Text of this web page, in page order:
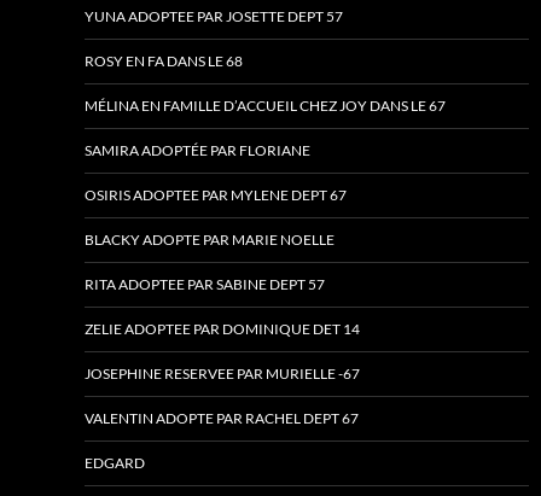
YUNA ADOPTEE PAR JOSETTE DEPT 57
ROSY EN FA DANS LE 68
MÉLINA EN FAMILLE D’ACCUEIL CHEZ JOY DANS LE 67
SAMIRA ADOPTÉE PAR FLORIANE
OSIRIS ADOPTEE PAR MYLENE DEPT 67
BLACKY ADOPTE PAR MARIE NOELLE
RITA ADOPTEE PAR SABINE DEPT 57
ZELIE ADOPTEE PAR DOMINIQUE DET 14
JOSEPHINE RESERVEE PAR MURIELLE -67
VALENTIN ADOPTE PAR RACHEL DEPT 67
EDGARD